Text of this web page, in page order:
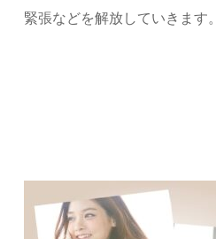
緊張などを解放していきます。